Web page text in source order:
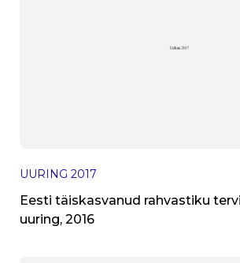
UURING 2017
Eesti täiskasvanud rahvastiku
uuring, 2016